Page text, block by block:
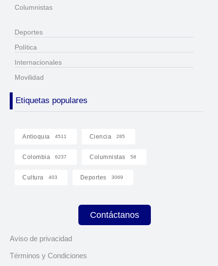
Columnistas
Deportes
Política
Internacionales
Movilidad
Etiquetas populares
Antioquia 4511 Ciencia 285
Colombia 6237 Columnistas 58
Cultura 403 Deportes 3069
Contáctanos
Aviso de privacidad
Términos y Condiciones